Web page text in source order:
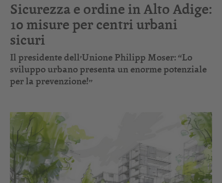
Sicurezza e ordine in Alto Adige:
10 misure per centri urbani
sicuri
Il presidente dell’Unione Philipp Moser: “Lo
sviluppo urbano presenta un enorme potenziale
per la prevenzione!”